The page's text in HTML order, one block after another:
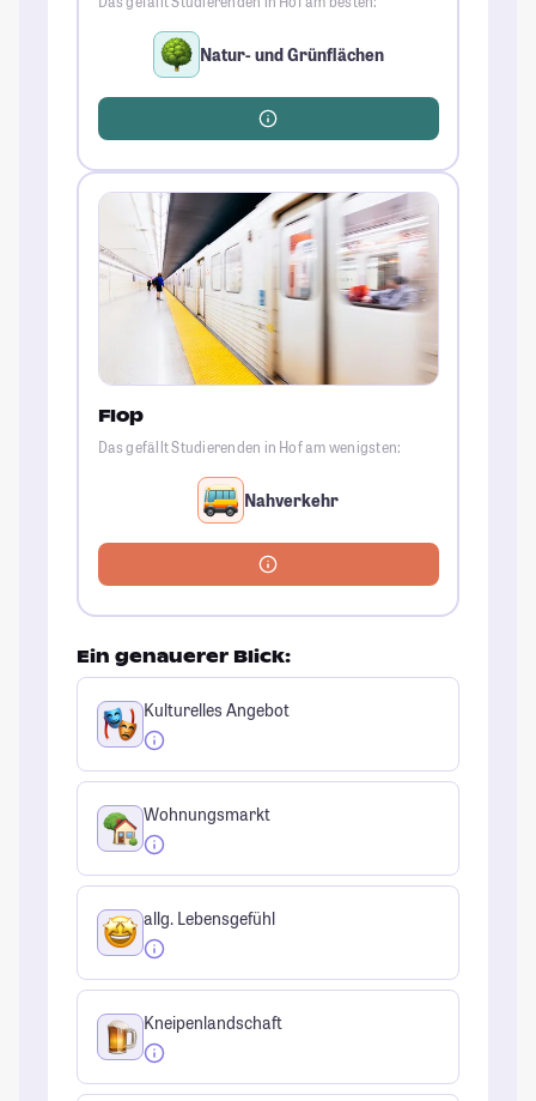
Natur- und Grünflächen
Flop
Das gefällt Studierenden in Hof am wenigsten:
Nahverkehr
Ein genauerer Blick:
Kulturelles Angebot
Wohnungsmarkt
allg. Lebensgefühl
Kneipenlandschaft